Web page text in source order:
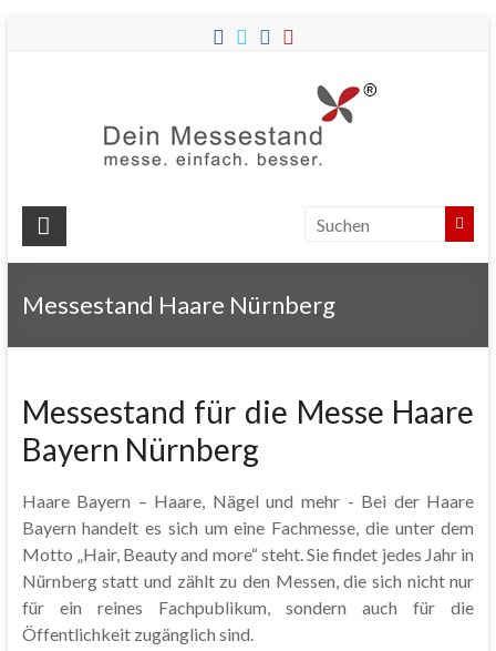
Messestände
für
Messestand Haare Nürnberg
Messestand für die Messe Haare
Bayern Nürnberg
Haare Bayern – Haare, Nägel und mehr - Bei der Haare
Bayern handelt es sich um eine Fachmesse, die unter dem
Motto „Hair, Beauty and more“ steht. Sie findet jedes Jahr in
Nürnberg statt und zählt zu den Messen, die sich nicht nur
für ein reines Fachpublikum, sondern auch für die
Öffentlichkeit zugänglich sind.